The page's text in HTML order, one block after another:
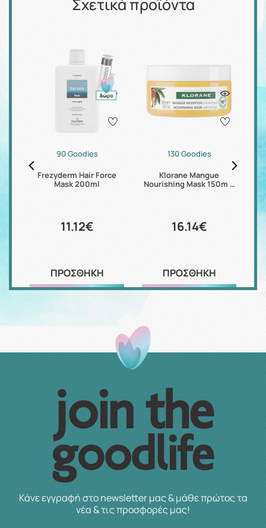
Σχετικά προϊόντα
90 Goodies
Frezyderm Hair Force
Mask 200ml
11.12€
ΠΡΟΣΘΗΚΗ
130 Goodies
Klorane Mangue
Nourishing Mask 150m …
16.14€
ΠΡΟΣΘΗΚΗ
Κάνε εγγραφή στο newsletter μας & μάθε πρώτος τα
νέα & τις προσφορές μας!